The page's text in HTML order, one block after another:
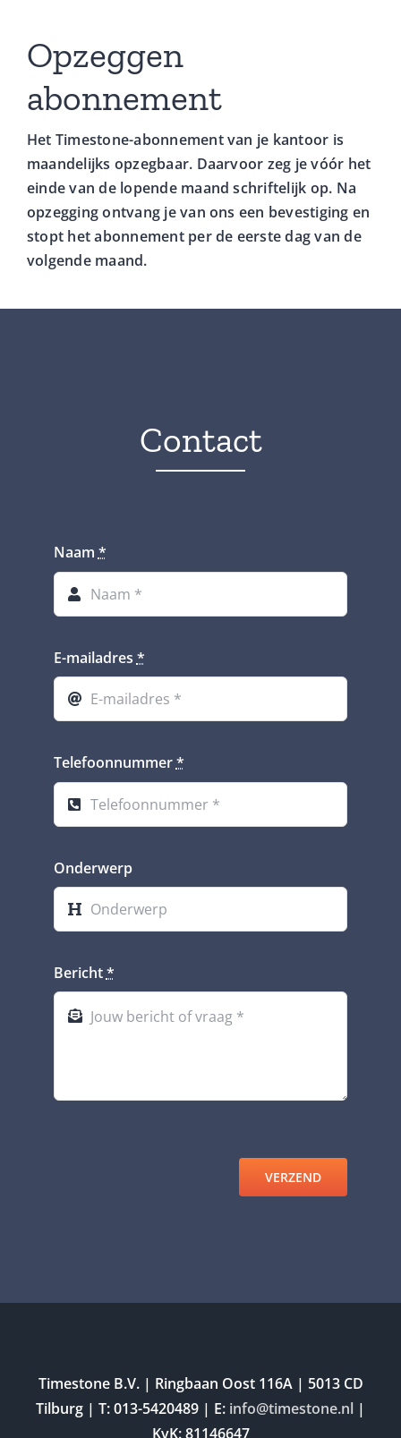
Opzeggen
abonnement
Het Timestone-abonnement van je kantoor is
maandelijks opzegbaar. Daarvoor zeg je vóór het
einde van de lopende maand schriftelijk op. Na
opzegging ontvang je van ons een bevestiging en
stopt het abonnement per de eerste dag van de
volgende maand.
Contact
Naam*
E-mailadres *
Telefoonnummer*
Onderwerp
Bericht*
VERZEND
Timestone B.V. | Ringbaan Oost 116A | 5013 CD
Tilburg | T: 013-5420489 | E: info@timestone.nl |
KvK: 81146647